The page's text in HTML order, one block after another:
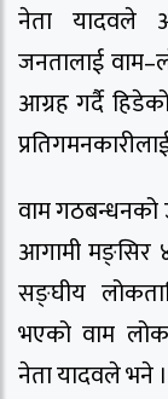
नेता यादवले
जनतालाई
आग्रह गर्दै
वाम गठबन्धनको
आगामी मङ्सिर
सङ्घीय
भएको वाम
नेता यादवले भने ।